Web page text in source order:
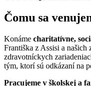
Čomu sa
Konáme charitatívne,
Františka z Assisi a
zdravotníckych
tým, ktorí sú odkázaní na
Pracujeme v školskej a